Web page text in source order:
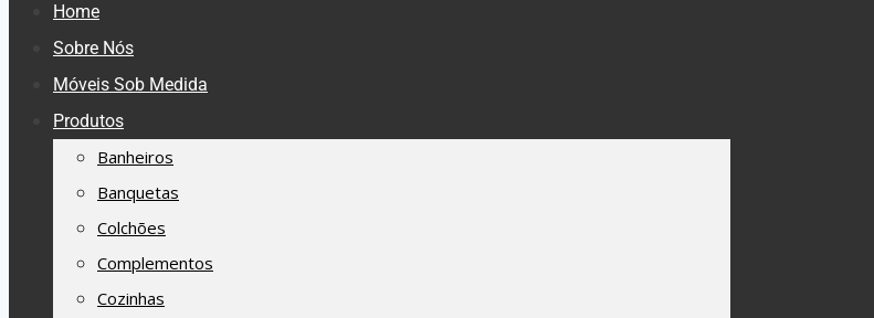
Home
Sobre Nós
Móveis Sob Medida
Produtos
Banheiros
Banquetas
Colchões
Complementos
Cozinhas